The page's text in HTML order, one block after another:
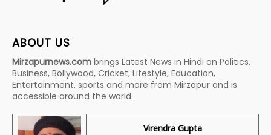
ABOUT US
Mirzapurnews.com brings Latest News in Hindi on Politics,
Business, Bollywood, Cricket, Lifestyle, Education,
Entertainment, sports and more from Mirzapur and is
accessible around the world.
Virendra Gupta